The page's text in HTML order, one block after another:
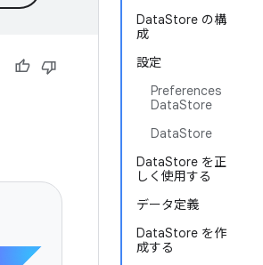
DataStore の構
成
設定
Preferences
DataStore
DataStore
DataStore を正
しく使用する
データ定義
DataStore を作
成する